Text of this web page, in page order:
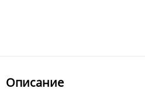
Описание